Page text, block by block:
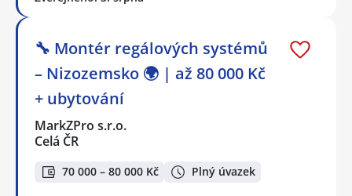
🔧 Montér regálových systémů
– Nizozemsko 🌍 | až 80 000 Kč
+ ubytování
MarkZPro s.r.o.
Celá ČR
70 000 – 80 000 Kč Plný úvazek